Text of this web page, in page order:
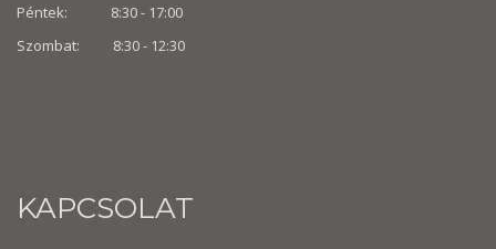
Péntek: 8:30 - 17:00
Szombat: 8:30 - 12:30
KAPCSOLAT